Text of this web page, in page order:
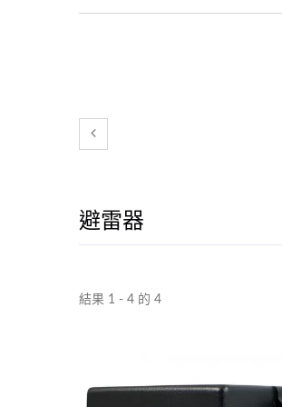
避雷器
結果 1 - 4 的 4